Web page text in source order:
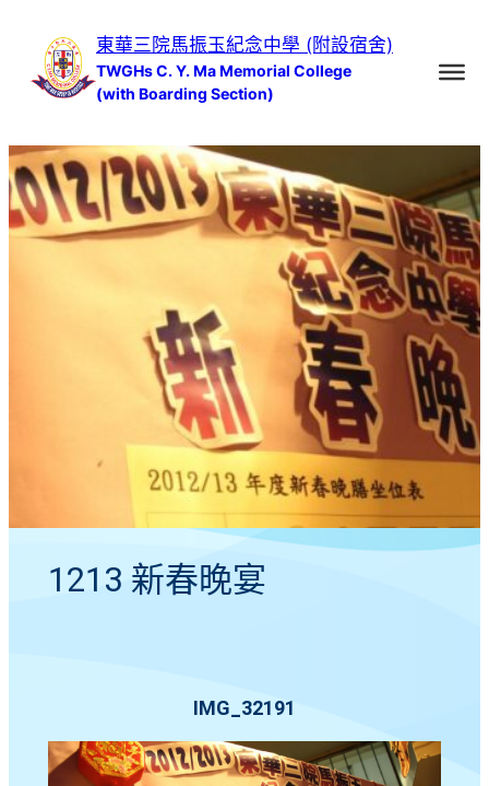
容
東華三院馬振玉紀念中學 (附設宿舍)
TWGHs C. Y. Ma Memorial College
(with Boarding Section)
1213 新春晚宴
IMG_32191